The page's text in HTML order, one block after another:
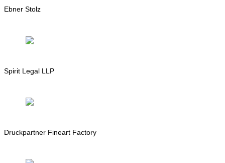
Ebner Stolz
Spirit Legal LLP
Druckpartner Fineart Factory